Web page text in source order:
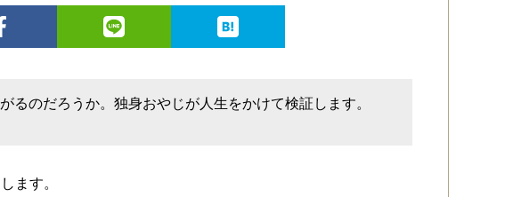
るのだろうか。独身おやじが人生をかけて検証します。
ます。